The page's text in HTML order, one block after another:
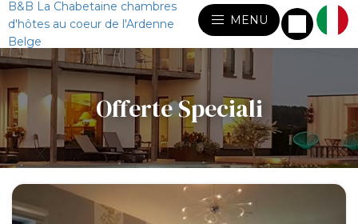
B&B La Chabetaine chambres
d'hôtes au coeur de l'Ardenne
Belge
MENU
Offerte Speciali